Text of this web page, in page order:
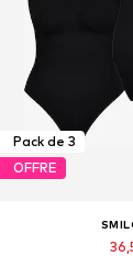
Pack de 3
OFFRE